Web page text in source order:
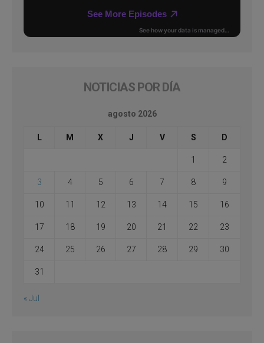
NOTICIAS POR DÍA
agosto 2026
L M X J V S D
1 2
3 4 5 6 7 8 9
10 11 12 13 14 15 16
17 18 19 20 21 22 23
24 25 26 27 28 29 30
31
« Jul